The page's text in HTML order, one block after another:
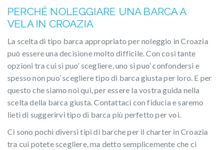
PERCHÉ NOLEGGIARE UNA BARCA A
VELA IN CROAZIA
La scelta di tipo barca appropriato per noleggio in Croazia
può essere una decisione molto difficile. Con così tante
opzioni tra cui si puo’ scegliere, uno si puo’ confondersi e
spesso non puo’ scegliere tipo di barca giusta per loro. E per
questo che siamo noi qui, per essere la vostra guida nella
scelta della barca giusta. Contattaci con fiducia e saremo
lieti di suggerirvi ​​tipo di barca più perfetto per voi.
Ci sono pochi diversi tipi di barche per il charter in Croazia
tra cui potete scegliere, ma detto semplicemente che ci